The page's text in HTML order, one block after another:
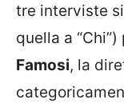
tre interviste
quella a
Famosi, la